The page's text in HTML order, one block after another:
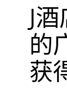
J
的
获